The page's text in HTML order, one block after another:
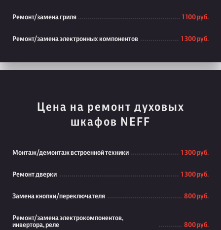
Ремонт/замена гриля 1 100 руб.
Ремонт/замена электронных компонентов 1 300 руб.
Цена на ремонт духовых
шкафов NEFF
Монтаж/демонтаж встроенной техники 1 300 руб.
Ремонт дверки 1 300 руб.
Замена кнопки/переключателя 800 руб.
Ремонт/замена электрокомпонентов,
инвертора, реле
800 руб.